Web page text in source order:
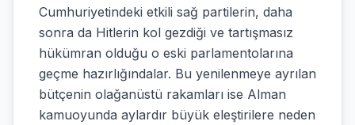
Cumhuriyetindeki etkili sağ partilerin, daha
sonra da Hitlerin kol gezdiği ve tartışmasız
hükümran olduğu o eski parlamentolarına
geçme hazırlığındalar. Bu yenilenmeye ayrılan
bütçenin olağanüstü rakamları ise Alman
kamuoyunda aylardır büyük eleştirilere neden